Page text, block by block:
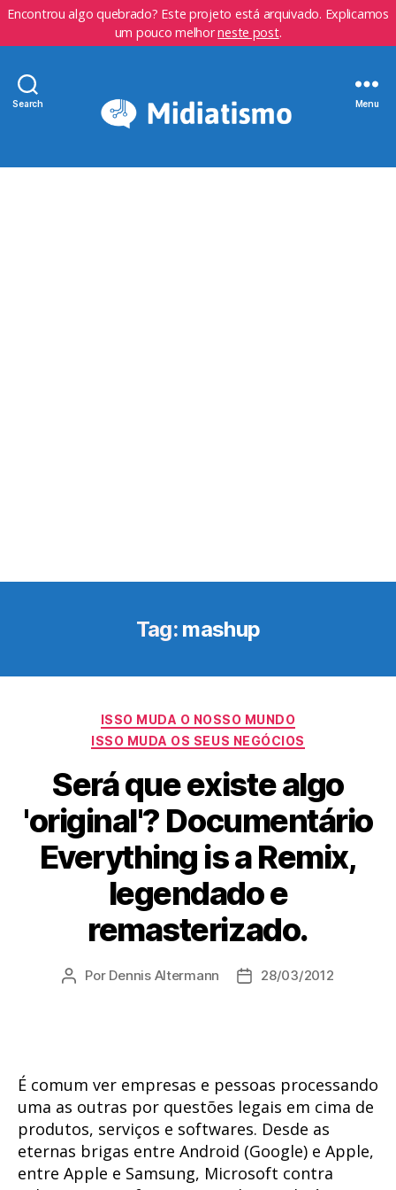
Encontrou algo quebrado? Este projeto está arquivado. Explicamos
um pouco melhorneste post.
Search Menu
Tag: mashup
Categorias
ISSO MUDA O NOSSO MUNDO
ISSO MUDA OS SEUS NEGÓCIOS
Será que existe algo
'original'? Documentário
Everything is a Remix,
legendado e
remasterizado.
Autor
Por Dennis Altermann
Data28/03/2012
É comum ver empresas e pessoas processando
uma as outras por questões legais em cima de
produtos, serviços e softwares. Desde as
eternas brigas entre Android (Google) e Apple,
entre Apple e Samsung, Microsoft contra